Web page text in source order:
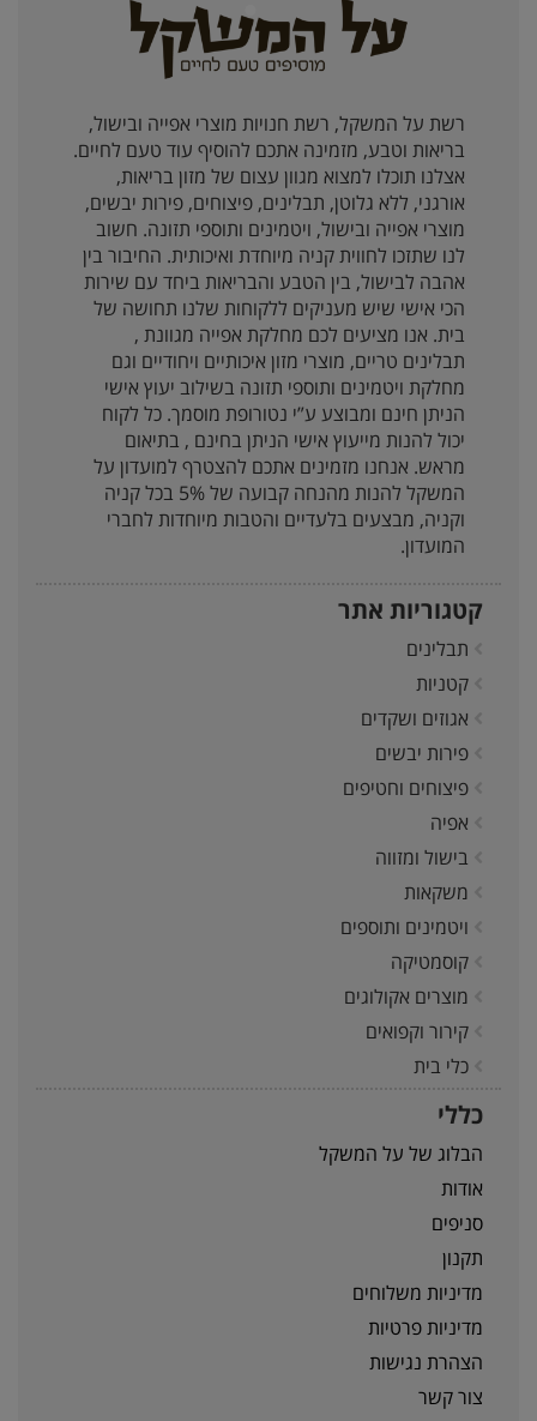
רשת על המשקל, רשת חנויות מוצרי אפייה ובישול,
בריאות וטבע, מזמינה אתכם להוסיף עוד טעם לחיים.
אצלנו תוכלו למצוא מגוון עצום של מזון בריאות,
אורגני, ללא גלוטן, תבלינים, פיצוחים, פירות יבשים,
מוצרי אפייה ובישול, ויטמינים ותוספי תזונה. חשוב
לנו שתזכו לחווית קניה מיוחדת ואיכותית. החיבור בין
אהבה לבישול, בין הטבע והבריאות ביחד עם שירות
הכי אישי שיש מעניקים ללקוחות שלנו תחושה של
בית. אנו מציעים לכם מחלקת אפייה מגוונת ,
תבלינים טריים, מוצרי מזון איכותיים ויחודיים וגם
מחלקת ויטמינים ותוספי תזונה בשילוב יעוץ אישי
הניתן חינם ומבוצע ע”י נטורופת מוסמך. כל לקוח
יכול להנות מייעוץ אישי הניתן בחינם , בתיאום
מראש. אנחנו מזמינים אתכם להצטרף למועדון על
המשקל להנות מהנחה קבועה של 5% בכל קניה
וקניה, מבצעים בלעדיים והטבות מיוחדות לחברי
המועדון.
קטגוריות אתר
תבלינים
קטניות
אגוזים ושקדים
פירות יבשים
פיצוחים וחטיפים
אפיה
בישול ומזווה
משקאות
ויטמינים ותוספים
קוסמטיקה
מוצרים אקולוגים
קירור וקפואים
כלי בית
כללי
הבלוג של על המשקל
אודות
סניפים
תקנון
מדיניות משלוחים
מדיניות פרטיות
הצהרת נגישות
צור קשר